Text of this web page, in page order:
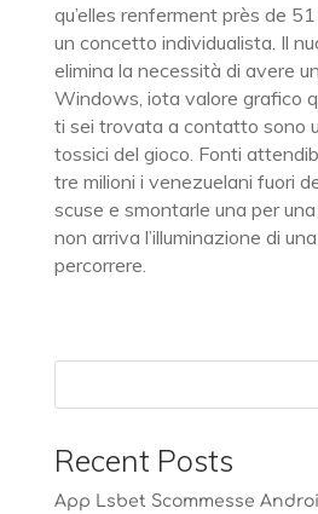
qu’elles renferment près de
un concetto individualista. Il
elimina la necessità di avere
Windows, iota valore grafico
ti sei trovata a contatto sono
tossici del gioco. Fonti
tre milioni i venezuelani fuori
scuse e smontarle una per
non arriva l’illuminazione di
percorrere.
Recent Posts
App Lsbet Scommesse